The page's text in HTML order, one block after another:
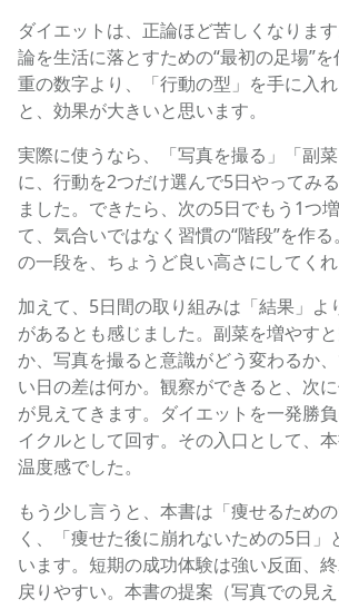
ダイエットは、正論ほど苦しくなりま
論を生活に落とすための“最初の足場”
重の数字より、「行動の型」を手に入
と、効果が大きいと思います。
実際に使うなら、「写真を撮る」「副
に、行動を2つだけ選んで5日やってみ
ました。できたら、次の5日でもう1つ
て、気合いではなく習慣の“階段”を作
の一段を、ちょうど良い高さにしてくれ
加えて、5日間の取り組みは「結果」よ
があるとも感じました。副菜を増やす
か、写真を撮ると意識がどう変わるか
い日の差は何か。観察ができると、次
が見えてきます。ダイエットを一発勝
イクルとして回す。その入口として、
温度感でした。
もう少し言うと、本書は「痩せるため
く、「痩せた後に崩れないための5日」
います。短期の成功体験は強い反面、
戻りやすい。本書の提案（写真での見